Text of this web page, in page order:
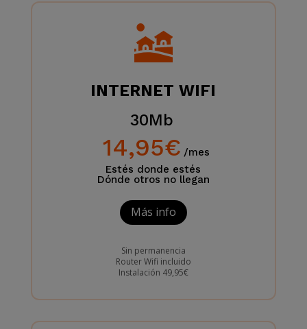
INTERNET WIFI
30Mb
14,95€ /mes
Estés donde estés
Dónde otros no llegan
Más info
Sin permanencia
Router Wifi incluido
Instalación 49,95€